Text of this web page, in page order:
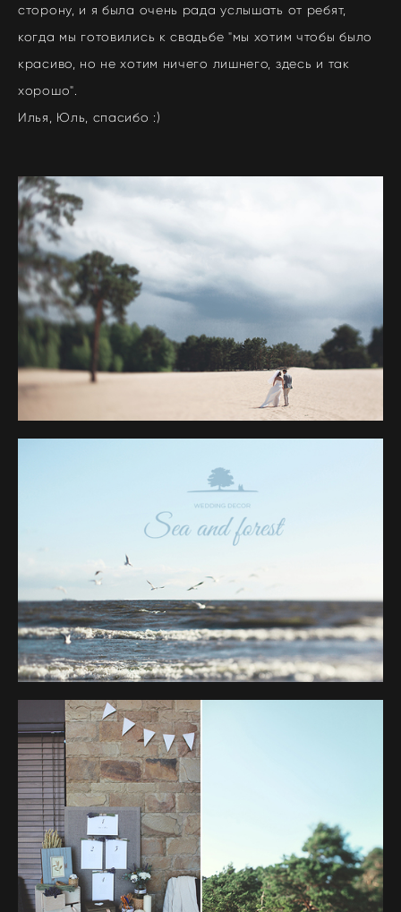
сторону, и я была очень рада услышать от ребят,
когда мы готовились к свадьбе "мы хотим чтобы было
красиво, но не хотим ничего лишнего, здесь и так
хорошо".
Илья, Юль, спасибо :)